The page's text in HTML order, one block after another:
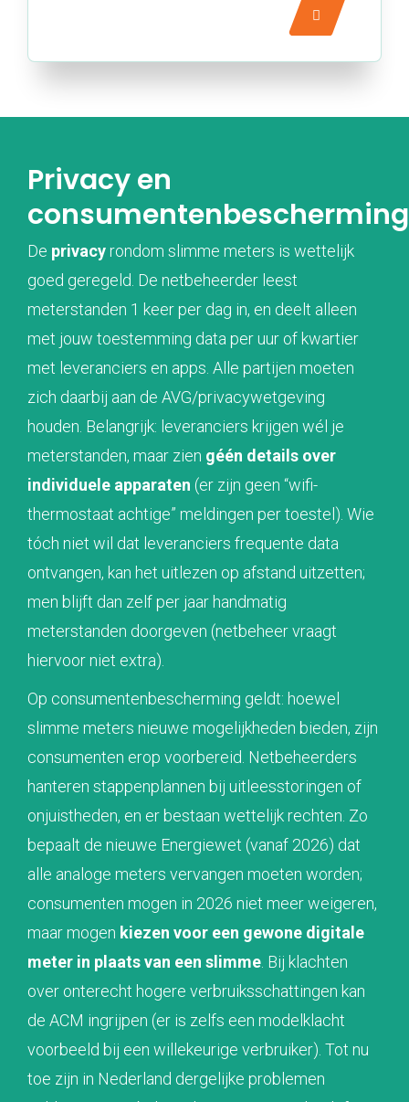
Privacy en
consumentenbescherming
De privacyrondom slimme meters is wettelijk
goed geregeld. De netbeheerder leest
meterstanden 1 keer per dag in, en deelt alleen
met jouw toestemming data per uur of kwartier
met leveranciers en apps. Alle partijen moeten
zich daarbij aan de AVG/privacywetgeving
houden. Belangrijk: leveranciers krijgen wél je
meterstanden, maar zien géén details over
individuele apparaten (er zijn geen “wifi-
thermostaat achtige” meldingen per toestel). Wie
tóch niet wil dat leveranciers frequente data
ontvangen, kan het uitlezen op afstand uitzetten;
men blijft dan zelf per jaar handmatig
meterstanden doorgeven (netbeheer vraagt
hiervoor niet extra).
Op consumentenbescherming geldt: hoewel
slimme meters nieuwe mogelijkheden bieden, zijn
consumenten erop voorbereid. Netbeheerders
hanteren stappenplannen bij uitleesstoringen of
onjuistheden, en er bestaan wettelijk rechten. Zo
bepaalt de nieuwe Energiewet (vanaf 2026) dat
alle analoge meters vervangen moeten worden;
consumenten mogen in 2026 niet meer weigeren,
maar mogen kiezen voor een gewone digitale
meter in plaats van een slimme . Bij klachten
over onterecht hogere verbruiksschattingen kan
de ACM ingrijpen (er is zelfs een modelklacht
voorbeeld bij een willekeurige verbruiker). Tot nu
toe zijn in Nederland dergelijke problemen